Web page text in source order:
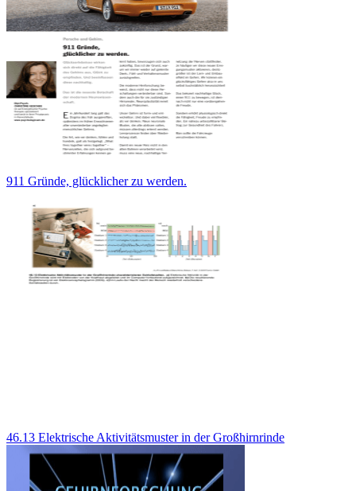
911 Gründe, glücklicher zu werden.
46.13 Elektrische Aktivitätsmuster in der Großhirnrinde